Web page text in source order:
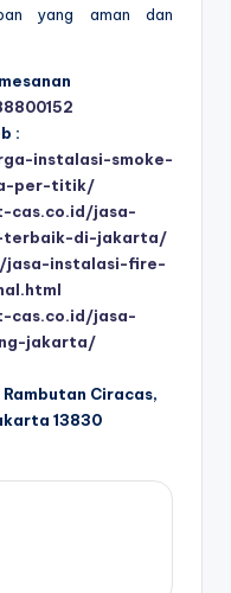
yang aman dan
:
instalasi-smoke-
per-titik/
cas.co.id/jasa-
terbaik-di-jakarta/
jasa-instalasi-fire-
cas.co.id/jasa-
jakarta/
Ciracas,
13830